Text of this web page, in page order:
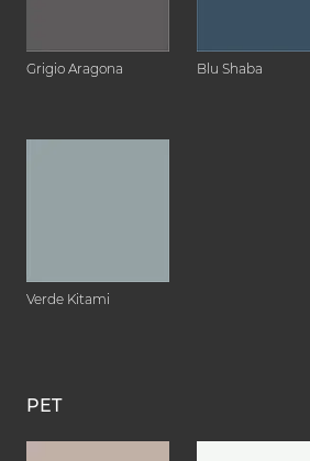
Grigio Aragona Blu Shaba
Verde Kitami
PET